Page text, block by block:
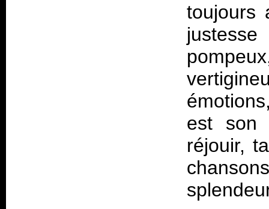
toujours
est son
réjouir,